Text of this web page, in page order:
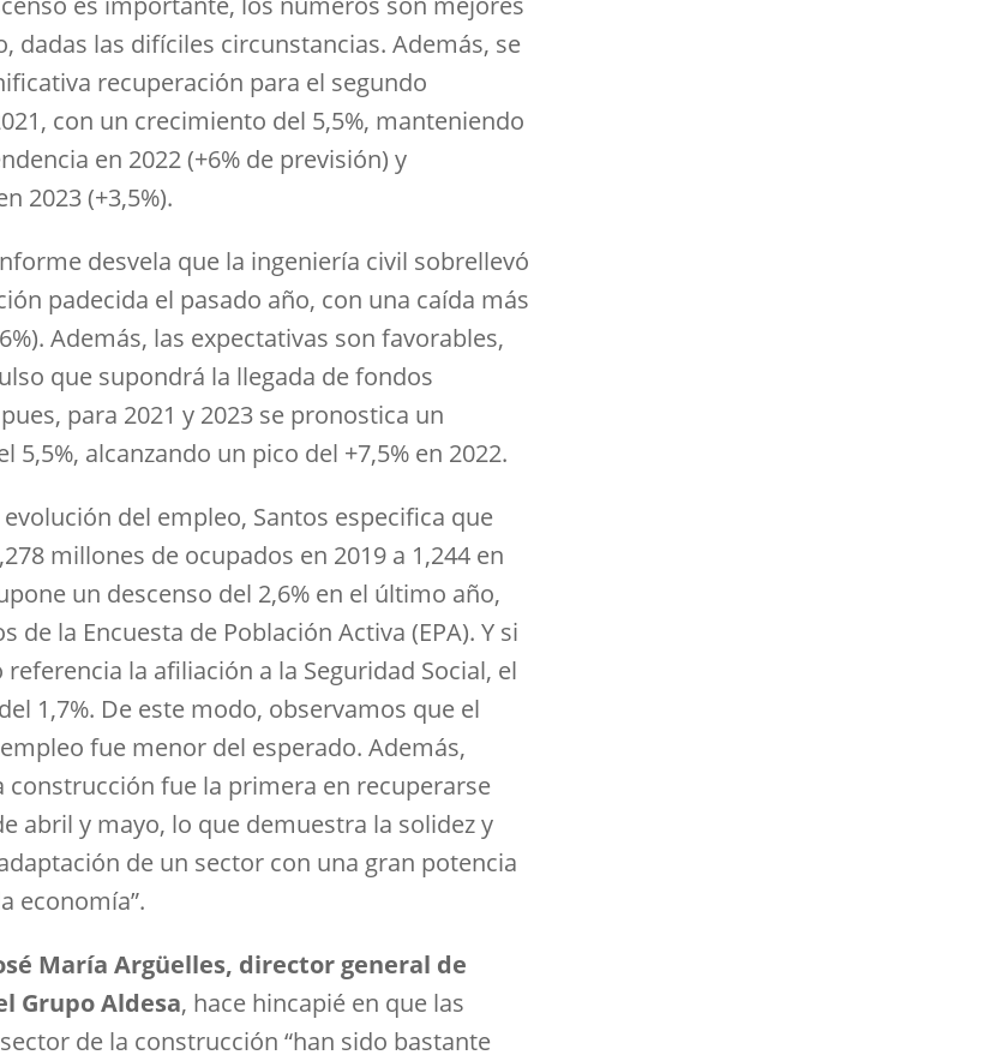
dadas las difíciles circunstancias. Además, se
recuperación para el segundo
con un crecimiento del 5,5%, manteniendo
en 2022 (+6% de previsión) y
2023 (+3,5%).
desvela que la ingeniería civil sobrellevó
padecida el pasado año, con una caída más
Además, las expectativas son favorables,
que supondrá la llegada de fondos
para 2021 y 2023 se pronostica un
5,5%, alcanzando un pico del +7,5% en 2022.
evolución del empleo, Santos especifica que
millones de ocupados en 2019 a 1,244 en
un descenso del 2,6% en el último año,
de la Encuesta de Población Activa (EPA). Y si
la afiliación a la Seguridad Social, el
1,7%. De este modo, observamos que el
fue menor del esperado. Además,
construcción fue la primera en recuperarse
abril y mayo, lo que demuestra la solidez y
de un sector con una gran potencia
economía”.
María Argüelles, director general de
Grupo Aldesa, hace hincapié en que las
de la construcción “han sido bastante